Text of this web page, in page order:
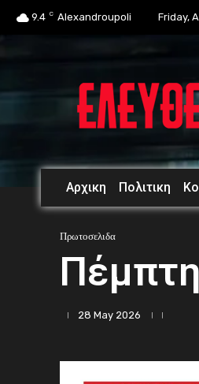
9.4 C Alexandroupoli Friday,
Αρχικη Πολιτικη
Πρωτοσελιδα
28 May 2026